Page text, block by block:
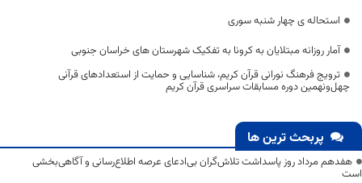
استحاله ی چهار شنبه سوری
آمار روزانه مبتلایان به کرونا به تفکیک شهرستان های خراسان جنوبی
ترویج فرهنگ نورانی قرآن کریم، شناسایی و حمایت از استعدادهای قرآنی
چهل‌ونهمین دوره مسابقات سراسری قرآن کریم
پربحث ترین ها
هفدهم مرداد روز پاسداشت تلاش‌گران بی‌ادعای عرصه اطلاع‌رسانی و آگاهی‌بخشی
است